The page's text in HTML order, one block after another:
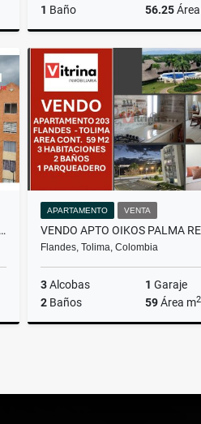
1 Baño 56.25
CAMINOS DE CAJICA II
APARTAMENTO VENTA
Flandes, Tolima, Colombia
3Alcobas 1 Garaje
2 Baños 59Área m2